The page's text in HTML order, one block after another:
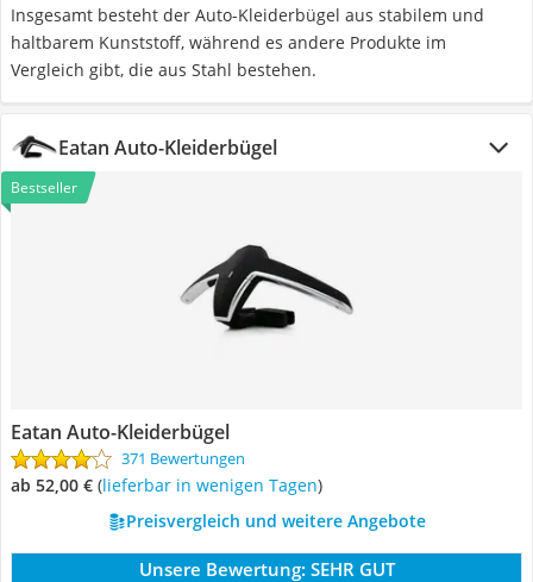
Insgesamt besteht der Auto-Kleiderbügel aus stabilem und
haltbarem Kunststoff, während es andere Produkte im
Vergleich gibt, die aus Stahl bestehen.
Eatan Auto-Kleiderbügel
Bestseller
Eatan Auto-Kleiderbügel
371 Bewertungen
ab 52,00 € ( Lieferbar in wenigen Tagen)
Preisvergleich und weitere Angebote
Unsere Bewertung: SEHR GUT